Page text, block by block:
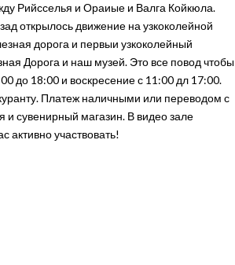
Рийсселья и Ораиые и Валга Койкюла.
открылось движение на узкоколейной
дорога и первыи узкоколейный
Дорога и наш музей. Это все повод чтобы
до 18:00 и воскресение с 11:00 дл 17:00.
Платеж наличными или переводом с
сувенирный магазин. В видео зале
активно участвовать!